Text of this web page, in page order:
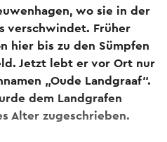
wo sie in der
verschwindet. Früher
hier bis zu den Sümpfen
Jetzt lebt er vor Ort nur
„Oude Landgraaf“.
dem Landgrafen
Alter zugeschrieben.